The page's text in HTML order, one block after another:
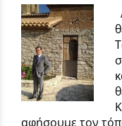
αφήσουμε τον